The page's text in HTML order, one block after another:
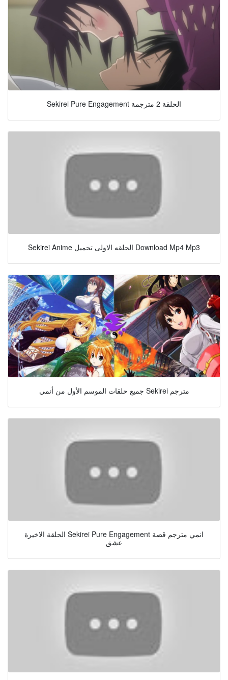
Sekirei Pure Engagement الحلقة 2 مترجمة
Sekirei Anime الحلقه الاولى تحميل Download Mp4 Mp3
جميع حلقات الموسم الأول من أنمي Sekirei مترجم
الحلقة الاخيرة Sekirei Pure Engagement انمي مترجم قصة
عشق